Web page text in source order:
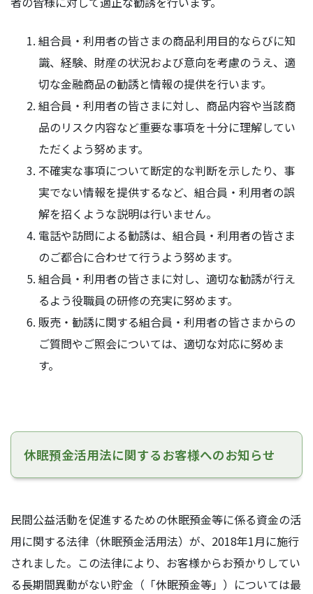
組合員・利用者の皆さまの商品利用目的ならびに知
識、経験、財産の状況および意向を考慮のうえ、適
切な金融商品の勧誘と情報の提供を行います。
組合員・利用者の皆さまに対し、商品内容や当該商
品のリスク内容など重要な事項を十分に理解してい
ただくよう努めます。
不確実な事項について断定的な判断を示したり、事
実でない情報を提供するなど、組合員・利用者の誤
解を招くような説明は行いません。
電話や訪問による勧誘は、組合員・利用者の皆さま
のご都合に合わせて行うよう努めます。
組合員・利用者の皆さまに対し、適切な勧誘が行え
るよう役職員の研修の充実に努めます。
販売・勧誘に関する組合員・利用者の皆さまからの
ご質問やご照会については、適切な対応に努めま
す。
休眠預金活用法に関するお客様へのお知らせ
民間公益活動を促進するための休眠預金等に係る資金の活
用に関する法律（休眠預金活用法）が、2018年1月に施行
されました。この法律により、お客様からお預かりしてい
る長期間異動がない貯金（「休眠預金等」）については最